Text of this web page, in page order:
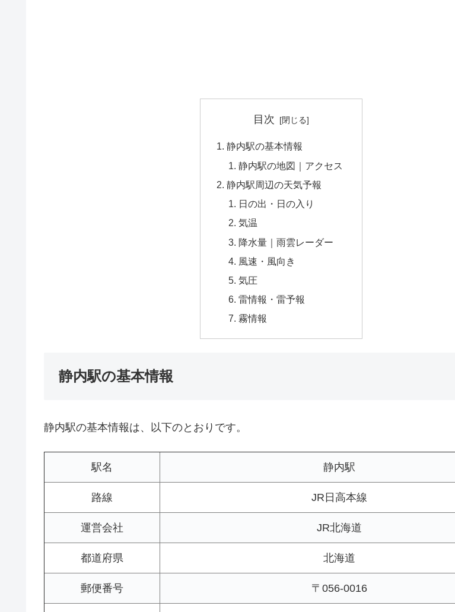
目次
静内駅の基本情報
静内駅の地図｜アクセス
静内駅周辺の天気予報
日の出・日の入り
気温
降水量｜雨雲レーダー
風速・風向き
気圧
雷情報・雷予報
霧情報
静内駅の基本情報
静内駅の基本情報は、以下のとおりです。
駅名 静内駅
路線 JR日高本線
運営会社 JR北海道
都道府県 北海道
郵便番号 〒056-0016